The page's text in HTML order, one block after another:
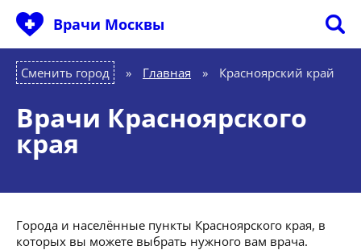
Врачи Москвы
Сменить город Главная » Красноярский край
Врачи Красноярского
края
Города и населённые пункты Красноярского края, в
которых вы можете выбрать нужного вам врача.